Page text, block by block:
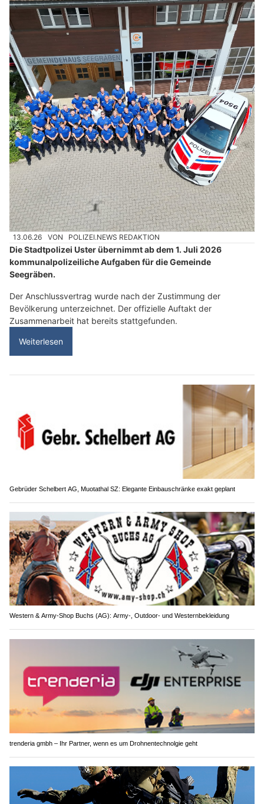
13.06.26 VON POLIZEI.NEWS REDAKTION
Die Stadtpolizei Uster übernimmt ab dem 1. Juli 2026
kommunalpolizeiliche Aufgaben für die Gemeinde
Seegräben.
Der Anschlussvertrag wurde nach der Zustimmung der
Bevölkerung unterzeichnet. Der offizielle Auftakt der
Zusammenarbeit hat bereits stattgefunden.
Weiterlesen
Gebrüder Schelbert AG, Muotathal SZ: Elegante Einbauschränke exakt geplant
Western & Army-Shop Buchs (AG): Army-, Outdoor- und Westernbekleidung
trenderia gmbh – Ihr Partner, wenn es um Drohnentechnolgie geht